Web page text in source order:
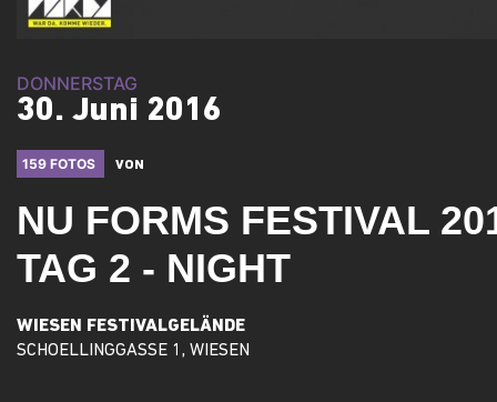
DONNERSTAG
30. Juni 2016
159 FOTOS VON
NU FORMS FESTIVAL
TAG 2 - NIGHT
WIESEN FESTIVALGELÄNDE
SCHOELLINGGASSE 1, WIESEN